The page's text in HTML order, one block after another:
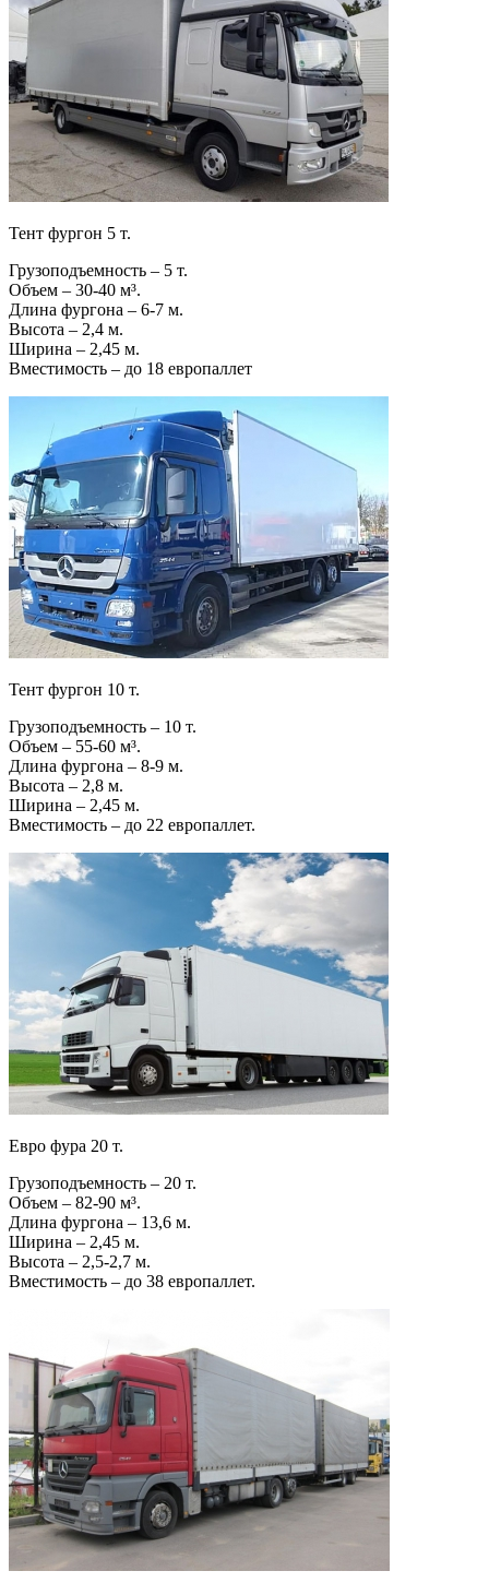
Тент фургон 5 т.
Грузоподъемность – 5 т.
Объем – 30-40 м³.
Длина фургона – 6-7 м.
Высота – 2,4 м.
Ширина – 2,45 м.
Вместимость – до 18 европаллет
Тент фургон 10 т.
Грузоподъемность – 10 т.
Объем – 55-60 м³.
Длина фургона – 8-9 м.
Высота – 2,8 м.
Ширина – 2,45 м.
Вместимость – до 22 европаллет.
Евро фура 20 т.
Грузоподъемность – 20 т.
Объем – 82-90 м³.
Длина фургона – 13,6 м.
Ширина – 2,45 м.
Высота – 2,5-2,7 м.
Вместимость – до 38 европаллет.